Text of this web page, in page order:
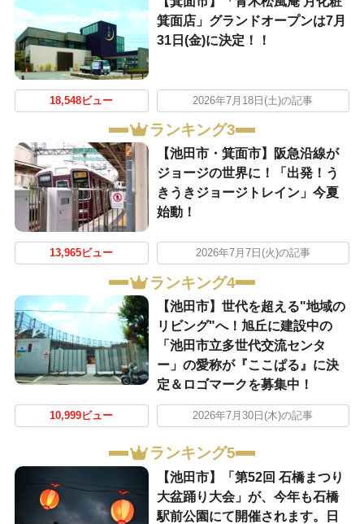
箕面店」グランドオープンは7月
31日(金)に決定！！
18,548ビュー 2026年7月18日(土)の記事
ランキング3
【池田市・箕面市】阪急沿線が
ジョージの世界に！「出発！う
きうきジョージトレイン」今夏
始動！
13,965ビュー 2026年7月7日(火)の記事
ランキング4
【池田市】世代を超える"地域の
リビング"へ！旭丘に建設中の
「池田市立多世代交流センタ
ー」の愛称が『ここぱる』に決
定＆ロゴマークを募集中！
10,999ビュー 2026年7月30日(木)の記事
ランキング5
【池田市】「第52回 石橋まつり
大盆踊り大会」が、今年も石橋
駅前公園にて開催されます。日